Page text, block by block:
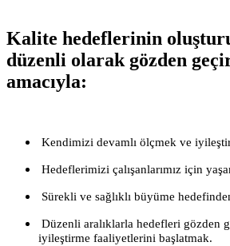
Kalite hedeflerinin
düzenli olarak gözden
amacıyla:
Kendimizi devamlı ölçmek ve
Hedeflerimizi çalışanlarımız için
Sürekli ve sağlıklı büyüme
Düzenli aralıklarla hedefleri gözden
iyileştirme faaliyetlerini başlatmak.